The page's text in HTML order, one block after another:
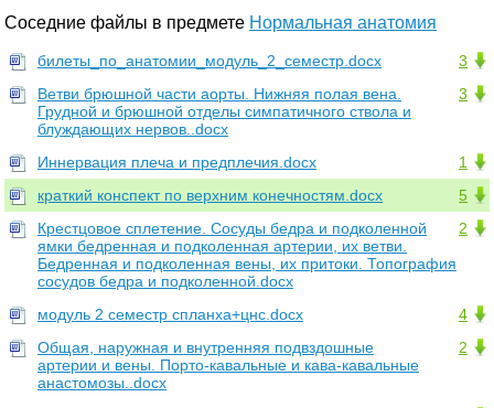
Соседние файлы в предмете Нормальная анатомия
3
билеты_по_анатомии_модуль_2_семестр.docx
3
Ветви брюшной части аорты. Нижняя полая вена.
Грудной и брюшной отделы симпатичного ствола и
блуждающих нервов..docx
1
Иннервация плеча и предплечия.docx
5
краткий конспект по верхним конечностям.docx
2
Крестцовое сплетение. Сосуды бедра и подколенной
ямки бедренная и подколенная артерии, их ветви.
Бедренная и подколенная вены, их притоки. Топография
сосудов бедра и подколенной.docx
4
модуль 2 семестр спланха+цнс.docx
2
Общая, наружная и внутренняя подвздошные
артерии и вены. Порто-кавальные и кава-кавальные
анастомозы..docx